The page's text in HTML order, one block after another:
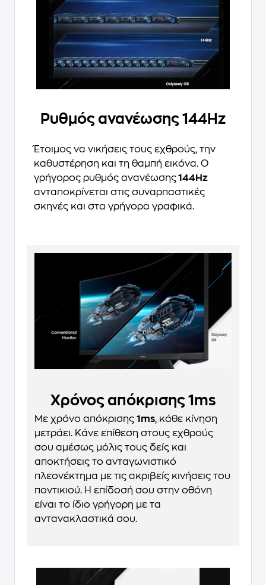
Ρυθμός ανανέωσης 144Hz
Έτοιμος να νικήσεις τους εχθρούς, την
καθυστέρηση και τη θαμπή εικόνα. Ο
γρήγορος ρυθμός ανανέωσης144Hz
ανταποκρίνεται στις συναρπαστικές
σκηνές και στα γρήγορα γραφικά.
Χρόνος απόκρισης 1ms
Με χρόνο απόκρισης 1ms, κάθε κίνηση
μετράει. Κάνε επίθεση στους εχθρούς
σου αμέσως μόλις τους δείς και
αποκτήσεις το ανταγωνιστικό
πλεονέκτημα με τις ακριβείς κινήσεις του
ποντικιού. Η επίδοσή σου στην οθόνη
είναι το ίδιο γρήγορη με τα
αντανακλαστικά σου.